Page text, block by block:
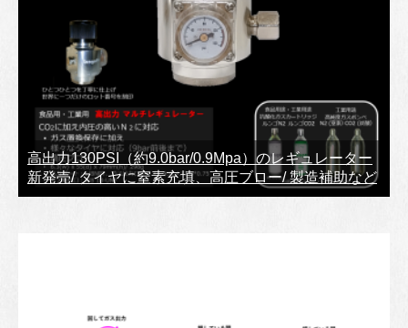
高出力130PSI（約9.0bar/0.9Mpa）のレギュレーター
新発売/ タイヤに窒素充填、高圧ブロー/ 製造補助など